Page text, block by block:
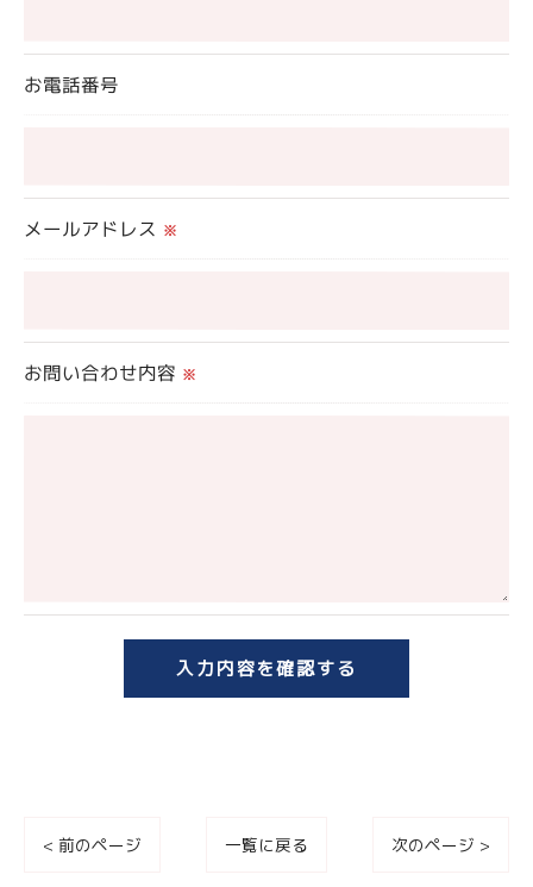
当社では、お客様の個人情報の開示･訂正･削除・利
きにつきましては、お電話でお問合せ下さい。
お電話番号
メールアドレス ※
お問い合わせ内容 ※
< 前のページ 一覧に戻る 次のページ >